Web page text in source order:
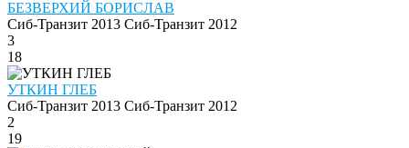
БЕЗВЕРХИЙ БОРИСЛАВ
Сиб-Транзит 2013 Сиб-Транзит 2012
3
18
УТКИН ГЛЕБ
Сиб-Транзит 2013 Сиб-Транзит 2012
2
19